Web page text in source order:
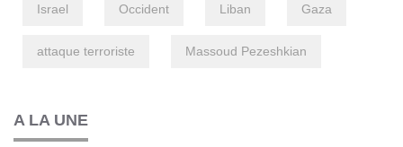
Israel Occident Liban Gaza
attaque terroriste Massoud Pezeshkian
A LA UNE